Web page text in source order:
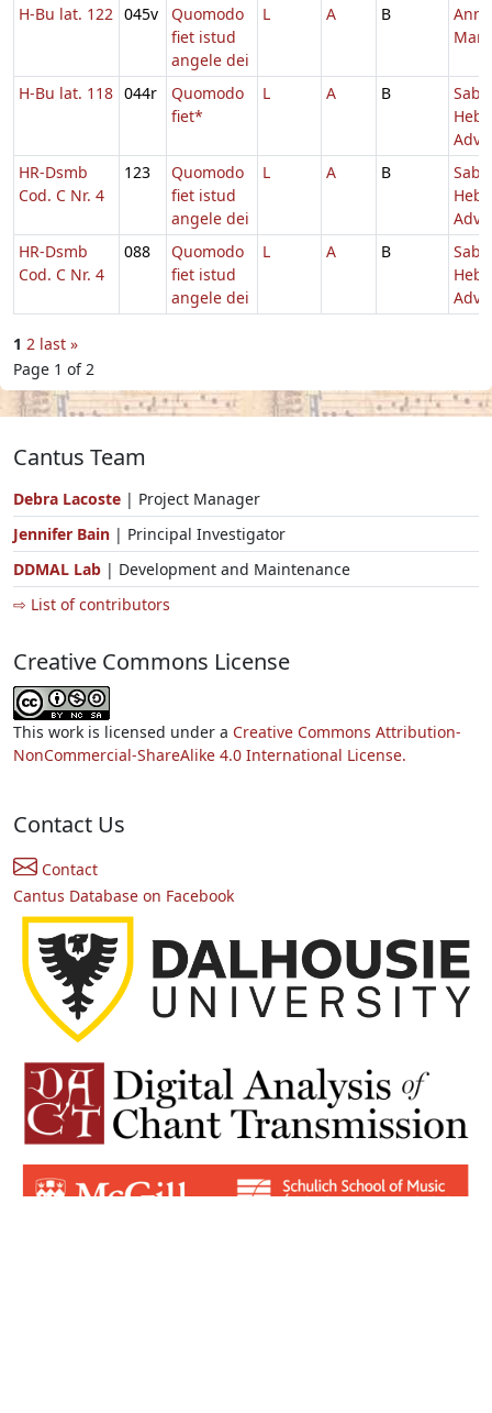
H-Bu lat. 122 045v
Quomodo
fiet istud
angele dei
L A B
H-Bu lat. 118 044r
Quomodo
fiet*
L A B
Adv.
HR-Dsmb
Cod. C Nr. 4
123
Quomodo
fiet istud
angele dei
L A B
Adv.
HR-Dsmb
Cod. C Nr. 4
088
Quomodo
fiet istud
angele dei
L A B
Adv.
1 2 last »
Page 1 of 2
Cantus Team
Debra Lacoste | Project Manager
Jennifer Bain | Principal Investigator
DDMAL Lab | Development and Maintenance
⇨ List of contributors
Creative Commons License
This work is licensed under a Creative Commons Attribution-
NonCommercial-ShareAlike 4.0 International License.
Contact Us
Contact
Cantus Database on Facebook